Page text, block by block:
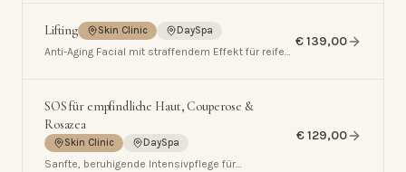
Lifting Skin Clinic DaySpa
Anti-Aging Facial mit straffendem Effekt für reife
€ 139,00
SOS für empfindliche Haut, Couperose &
Rosazea
Skin Clinic DaySpa
Sanfte, beruhigende Intensivpflege für
€ 129,00